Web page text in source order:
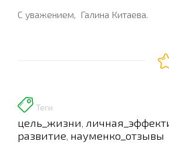
С уважением, Галина Китаева.
Теги
цель_жизни,
развитие, науменко_отзывы